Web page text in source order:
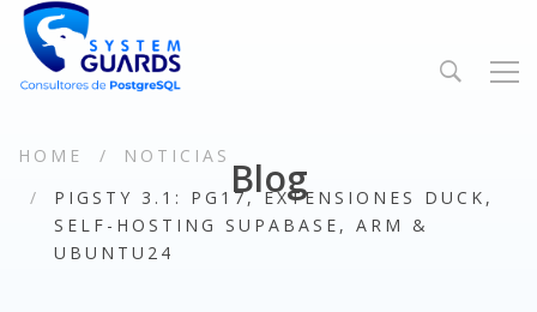
Blog
HOME
NOTICIAS
PIGSTY 3.1: PG17, EXTENSIONES DUCK,
SELF-HOSTING SUPABASE, ARM &
UBUNTU24